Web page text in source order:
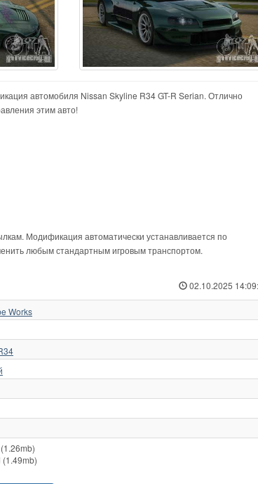
автомобиля Nissan Skyline R34 GT-R Serian. Отлично
этим авто!
Модификация автоматически устанавливается по
любым стандартным игровым транспортом.
02.10.2025
Works
(1.49mb)